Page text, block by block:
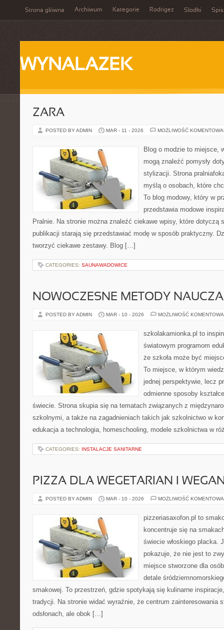
Strona główna Archiwum Kategorie Rodrigez Słodki Spis
WYNALAZEK
ZARA
POSTED BY ADMIN MAR - 11 - 2026 MOŻLIWOŚĆ
Blog o modzie to miejsce,
mogą znaleźć pomysły
stylizacji. Strona
myślą o osobach, które
To blog modowy, który w
przedstawia modowe
Pralnie. Na stronie można znaleźć ciekawe wpisy, które dotyczą
publikacji starają się przedstawiać modę w sposób praktyczny.
tworzyć ciekawe zestawy. Blog […]
CATEGORIES: SAUNAWADOWICE
NOWOCZESNE METODY
POSTED BY ADMIN MAR - 10 - 2026 MOŻLIWOŚĆ
szkolakamionka.pl to
światowym programom
że szkoła może być
To miejsce, w którym
jednej perspektywie, lecz
odmienne sposoby
świecie. Strona skupia się na tematach związanych z
szkolnymi, a także na zagadnieniach takich jak szkolnictwo w
edukacja a technologia, homeschooling, modele szkolnictwa w
CATEGORIES: INSTALACJE SANITARNE
PIZZA DLA WEGETARIAN I
POSTED BY ADMIN MAR - 10 - 2026 MOŻLIWOŚĆ
pizzeriasaxofon.pl to
koncentruje się na
świecie włoskiego placka.
pokazuje, że nie jest to
miejsce stworzone dla
detale
smakowej. To przestrzeń, gdzie spotykają się kulinarne
tradycji. Na stronie widać wyraźnie, że centrum zainteresowania
odsłonach, ale obok […]